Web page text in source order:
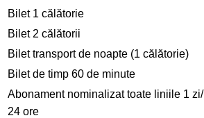
Bilet 1 călătorie
Bilet 2 călătorii
Bilet transport de noapte (1 călătorie)
Bilet de timp 60 de minute
Abonament nominalizat toate liniile 1 zi/
24 ore